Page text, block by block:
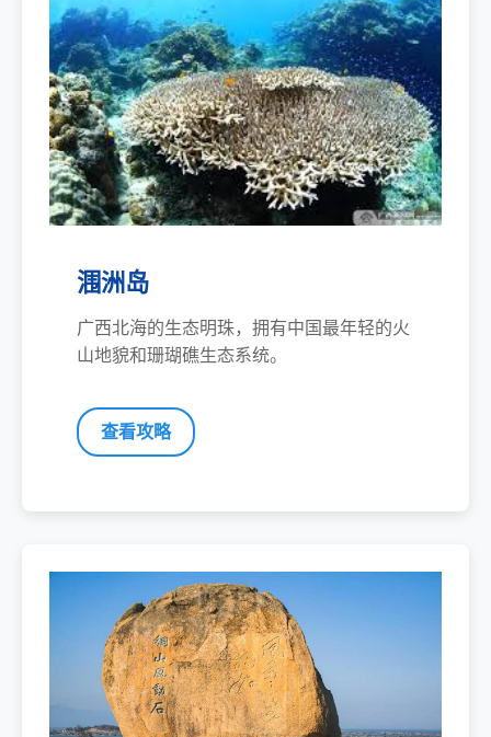
涠洲岛
广西北海的生态明珠，拥有中国最年轻的火
山地貌和珊瑚礁生态系统。
查看攻略